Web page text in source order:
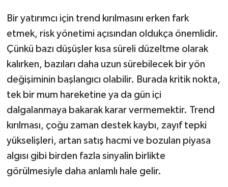
Bir yatırımcı için trend kırılmasını erken fark
etmek, risk yönetimi açısından oldukça önemlidir.
Çünkü bazı düşüşler kısa süreli düzeltme olarak
kalırken, bazıları daha uzun sürebilecek bir yön
değişiminin başlangıcı olabilir. Burada kritik nokta,
tek bir mum hareketine ya da gün içi
dalgalanmaya bakarak karar vermemektir. Trend
kırılması, çoğu zaman destek kaybı, zayıf tepki
yükselişleri, artan satış hacmi ve bozulan piyasa
algısı gibi birden fazla sinyalin birlikte
görülmesiyle daha anlamlı hale gelir.